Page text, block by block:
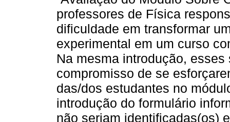
professores de Física
dificuldade em transformar
experimental em um curso
Na mesma introdução,
compromisso de se
das/dos estudantes no
introdução do formulário
não seriam identificadas(os)